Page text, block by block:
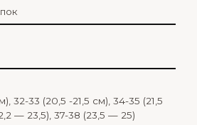
32-33 (20,5 -21,5 см), 34-35 (21,5
— 23,5), 37-38 (23,5 — 25)